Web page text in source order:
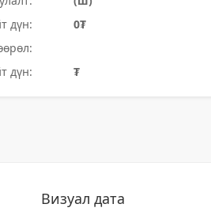
дүн:
0₮
дүн:
₮
Визуал дата